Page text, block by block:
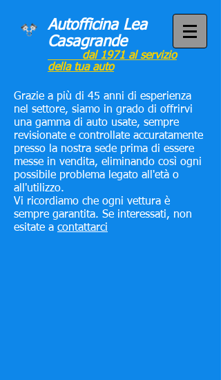
Autofficina Lea
Casagrande
dal 1971 al servizio
della tua auto
Grazie a più di 45 anni di esperienza
nel settore, siamo in grado di offrirvi
una gamma di auto usate, sempre
revisionate e controllate accuratamente
presso la nostra sede prima di essere
messe in vendita, eliminando così ogni
possibile problema legato all'età o
all'utilizzo.
Vi ricordiamo che ogni vettura è
sempre garantita. Se interessati, non
esitate a contattarci